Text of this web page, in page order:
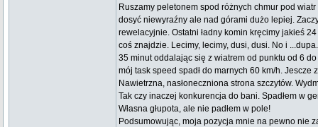
Ruszamy peletonem spod różnych chmur pod
dosyć niewyraźny ale nad górami dużo lepiej.
rewelacyjnie. Ostatni ładny komin kręcimy jakieś
coś znajdzie. Lecimy, lecimy, dusi, dusi. No i
35 minut oddalając się z wiatrem od punktu od 6
mój task speed spadł do marnych 60 km/h.
Nawietrzna, nasłoneczniona strona szczytów.
Tak czy inaczej konkurencja do bani. Spadłem w
Własna głupota, ale nie padłem w pole!
Podsumowując, moja pozycja mnie na pewno nie